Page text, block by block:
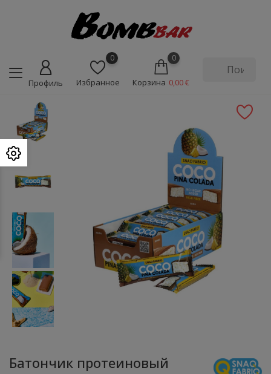
Профиль
0
Избранное
0
Корзина 0,00 €
Батончик протеиновый